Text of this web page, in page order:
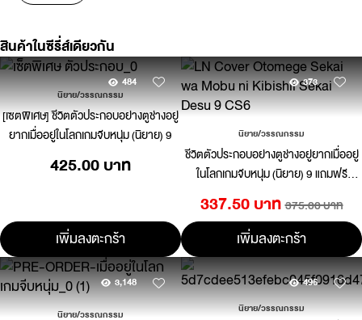
สินค้าในซีรี่ส์เดียวกัน
484
นิยาย/วรรณกรรม
[เซตพิเศษ] ชีวิตตัวประกอบอย่างตูช่างอยู่
ยากเมื่ออยู่ในโลกเกมจีบหนุ่ม (นิยาย) 9
425.00 บาท
เพิ่มลงตะกร้า
373
นิยาย/วรรณกรรม
ชีวิตตัวประกอบอย่างตูช่างอยู่ยากเมื่ออยู่
ในโลกเกมจีบหนุ่ม (นิยาย) 9 แถมฟรี
337.50 บาท 375.00 บาท
เพิ่มลงตะกร้า
3,148
นิยาย/วรรณกรรม
496
นิยาย/วรรณกรรม